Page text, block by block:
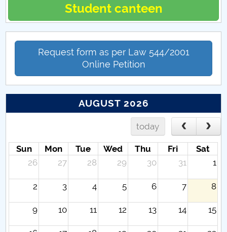
Student canteen
Request form as per Law 544/2001
Online Petition
AUGUST 2026
today
Sun Mon Tue Wed Thu Fri
Sat
26
27 28 29 30 31 1
2 3 4 5 6 7 8
9 10 11 12 13 14 15